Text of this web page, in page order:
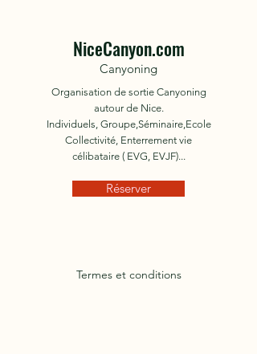
NiceCanyon.com
Canyoning
Organisation de sortie Canyoning
autour de Nice.
Individuels, Groupe,Séminaire,Ecole
Collectivité, Enterrement vie
célibataire ( EVG, EVJF)...
Réserver
Termes et conditions